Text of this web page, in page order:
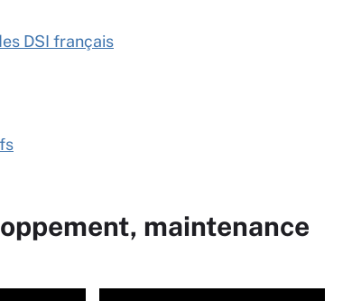
DSI français
maintenance